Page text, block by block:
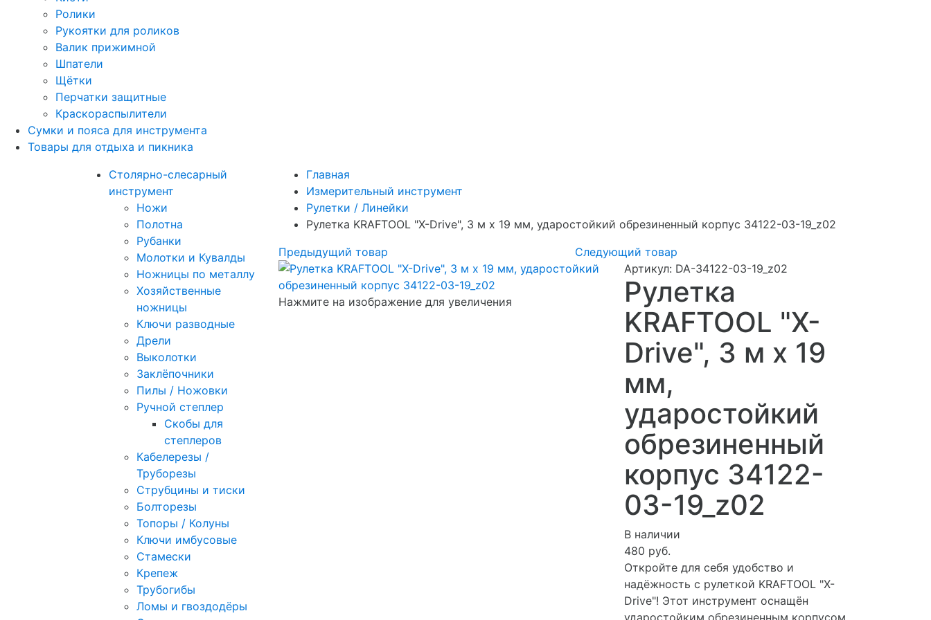
Ролики
Рукоятки для роликов
Валик прижимной
Шпатели
Щётки
Перчатки защитные
Краскораспылители
Сумки и пояса для инструмента
Товары для отдыха и пикника
Столярно-слесарный
инструмент
Ножи
Полотна
Рубанки
Молотки и Кувалды
Ножницы по металлу
Хозяйственные
ножницы
Ключи разводные
Дрели
Выколотки
Заклёпочники
Пилы / Ножовки
Ручной степлер
Скобы для
степлеров
Кабелерезы /
Труборезы
Струбцины и тиски
Болторезы
Топоры / Колуны
Ключи имбусовые
Стамески
Крепеж
Трубогибы
Ломы и гвоздодёры
Главная
Измерительный инструмент
Рулетки / Линейки
Рулетка KRAFTOOL "X-Drive", 3 м x 19 мм, ударостойкий обрезиненный корпус 34122-03-19_z02
Предыдущий товар
Следующий товар
Нажмите на изображение для увеличения
Артикул: DA-34122-03-19_z02
Рулетка
KRAFTOOL "X-
Drive", 3 м x 19
мм,
ударостойкий
обрезиненный
корпус 34122-
03-19_z02
В наличии
480 руб.
Откройте для себя удобство и
надёжность с рулеткой KRAFTOOL "X-
Drive"! Этот инструмент оснащён
ударостойким обрезиненным корпусом,